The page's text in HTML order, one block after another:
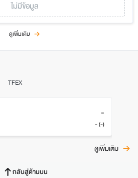
ไม่มีข้อมูล
ดูเพิ่มเติม
TFEX
-
- (-)
ดูเพิ่มเติม
กลับสู่ด้านบน